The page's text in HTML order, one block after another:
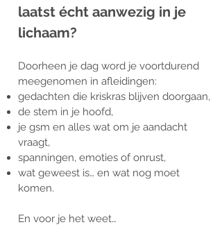
laatst écht aanwezig in je
lichaam?
Doorheen je dag word je voortdurend
meegenomen in afleidingen:
gedachten die kriskras blijven doorgaan,
de stem in je hoofd,
je gsm en alles wat om je aandacht
vraagt,
spanningen, emoties of onrust,
wat geweest is… en wat nog moet
komen.
En voor je het weet…